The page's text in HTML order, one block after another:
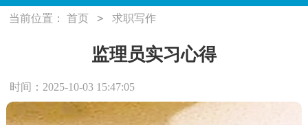
当前位置： 首页 > 求职写作
监理员实习心得
时间：2025-10-03 15:47:05